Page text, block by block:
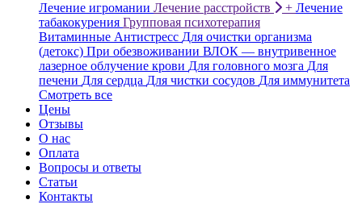
Лечение игромании Лечение расстройств + Лечение
табакокурения Групповая психотерапия
Витаминные Антистресс Для очистки организма
(детокс) При обезвоживании ВЛОК — внутривенное
лазерное облучение крови Для головного мозга Для
печени Для сердца Для чистки сосудов Для иммунитета
Смотреть все
Цены
Отзывы
О нас
Оплата
Вопросы и ответы
Статьи
Контакты